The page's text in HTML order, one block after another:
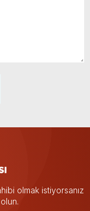
olmak istiyorsanız